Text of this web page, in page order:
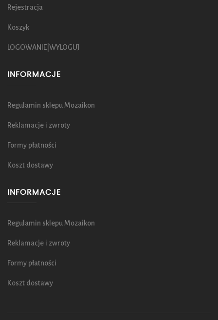
Rejestracja
Koszyk
LOGOWANIE|WYLOGUJ
INFORMACJE
Regulamin sklepu Mozaikon
Reklamacje i zwroty
Formy płatności
Koszt dostawy
INFORMACJE
Regulamin sklepu Mozaikon
Reklamacje i zwroty
Formy płatności
Koszt dostawy